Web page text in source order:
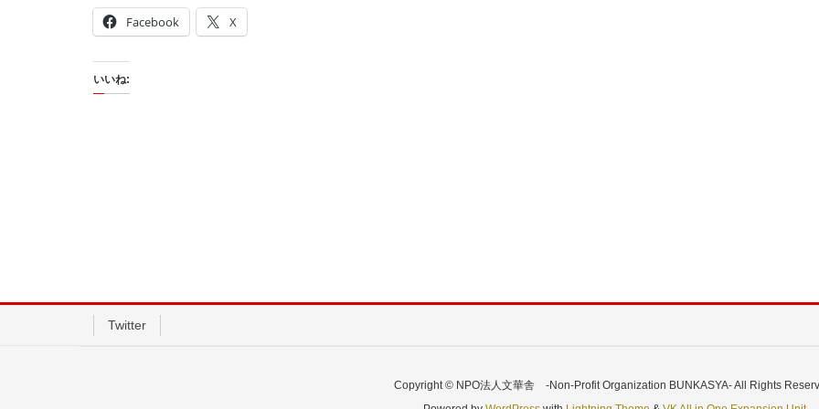
Facebook X
いいね:
Twitter
Copyright © NPO法人文華舎 -Non-Profit Organization BUNKASYA- All Rights